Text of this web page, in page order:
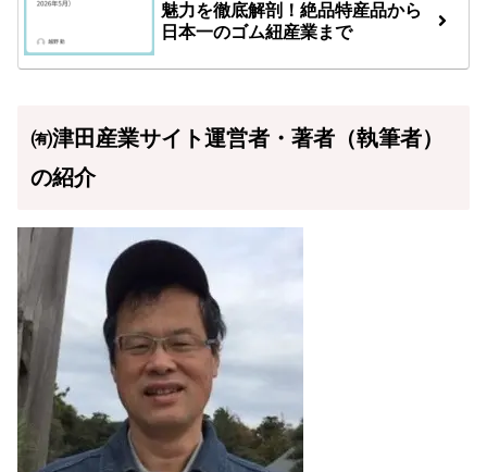
魅力を徹底解剖！絶品特産品から
日本一のゴム紐産業まで
㈲津田産業サイト運営者・著者（執筆者）
の紹介